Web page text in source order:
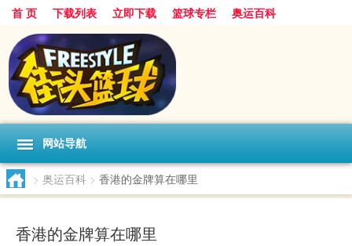
首 页 下载列表 立即下载 篮球专栏 奥运百科
网站导航
> 奥运百科 > 香港的金牌算在哪里
香港的金牌算在哪里